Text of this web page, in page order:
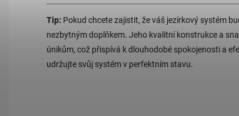
Tip: Pokud chcete zajistit, že váš jezírkový systém
nezbytným doplňkem. Jeho kvalitní konstrukce a
únikům, což přispívá k dlouhodobé spokojenosti a
udržujte svůj systém v perfektním stavu.